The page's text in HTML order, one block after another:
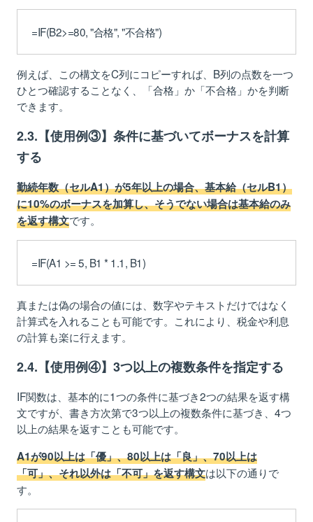
=IF(B2>=80, "合格", "不合格")
例えば、この構文をC列にコピーすれば、B列の点数を一つ
ひとつ確認することなく、「合格」か「不合格」かを判断
できます。
2.3.【使用例③】条件に基づいてボーナスを計算
する
勤続年数（セルA1）が5年以上の場合、基本給（セルB1）
に10%のボーナスを加算し、そうでない場合は基本給のみ
を返す構文です。
=IF(A1 >= 5, B1 * 1.1, B1)
真または偽の場合の値には、数字やテキストだけではなく
計算式を入れることも可能です。これにより、税金や利息
の計算も楽に行えます。
2.4.【使用例④】3つ以上の複数条件を指定する
IF関数は、基本的に1つの条件に基づき2つの結果を返す構
文ですが、書き方次第で3つ以上の複数条件に基づき、4つ
以上の結果を返すことも可能です。
A1が90以上は「優」、80以上は「良」、70以上は
「可」、それ以外は「不可」を返す構文は以下の通りで
す。